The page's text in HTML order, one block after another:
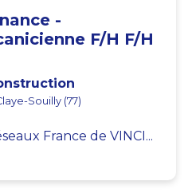
-
F/H F/H
Souilly (77)
France de VINCI...